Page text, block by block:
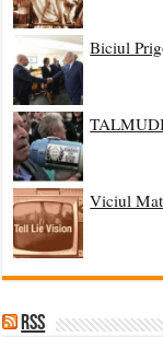
Biciul
Viciul
RSS